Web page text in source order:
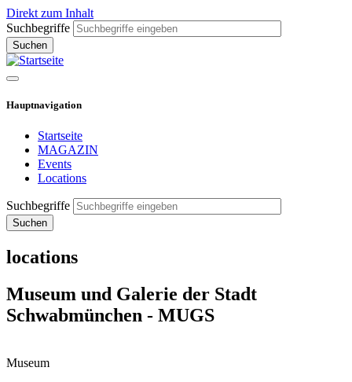
Direkt zum Inhalt
Suchbegriffe
Hauptnavigation
Startseite
MAGAZIN
Events
Locations
Suchbegriffe
locations
Museum und Galerie der Stadt
Schwabmünchen - MUGS
Museum